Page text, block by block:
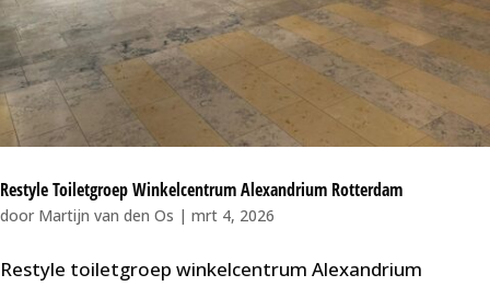
Restyle Toiletgroep Winkelcentrum Alexandrium Rotterdam
door Martijn van den Os | mrt 4, 2026
Restyle toiletgroep winkelcentrum Alexandrium